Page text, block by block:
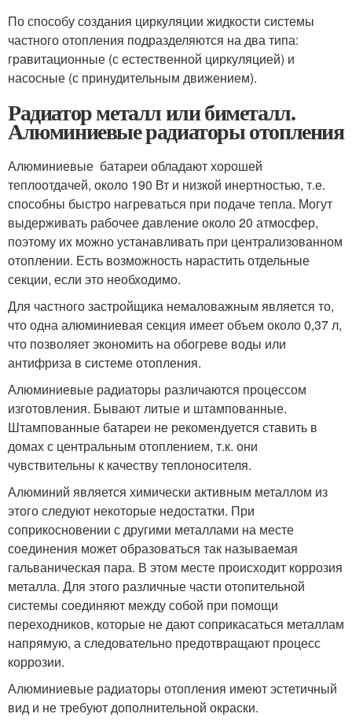
По способу создания циркуляции жидкости системы
частного отопления подразделяются на два типа:
гравитационные (с естественной циркуляцией) и
насосные (с принудительным движением).
Радиатор металл или биметалл.
Алюминиевые радиаторы отопления
Алюминиевые батареи обладают хорошей
теплоотдачей, около 190 Вт и низкой инертностью, т.е.
способны быстро нагреваться при подаче тепла. Могут
выдерживать рабочее давление около 20 атмосфер,
поэтому их можно устанавливать при централизованном
отоплении. Есть возможность нарастить отдельные
секции, если это необходимо.
Для частного застройщика немаловажным является то,
что одна алюминиевая секция имеет объем около 0,37 л,
что позволяет экономить на обогреве воды или
антифриза в системе отопления.
Алюминиевые радиаторы различаются процессом
изготовления. Бывают литые и штампованные.
Штампованные батареи не рекомендуется ставить в
домах с центральным отоплением, т.к. они
чувствительны к качеству теплоносителя.
Алюминий является химически активным металлом из
этого следуют некоторые недостатки. При
соприкосновении с другими металлами на месте
соединения может образоваться так называемая
гальваническая пара. В этом месте происходит коррозия
металла. Для этого различные части отопительной
системы соединяют между собой при помощи
переходников, которые не дают соприкасаться металлам
напрямую, а следовательно предотвращают процесс
коррозии.
Алюминиевые радиаторы отопления имеют эстетичный
вид и не требуют дополнительной окраски.